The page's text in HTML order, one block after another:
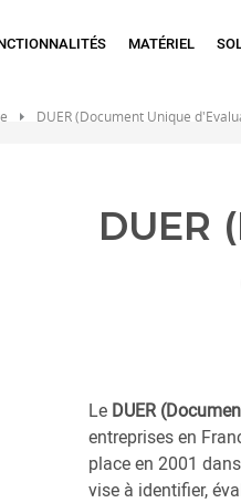
MATÉRIEL
DUER (Document Unique
DUER
Le DUER
entreprises en
place en 2001
vise à identifier,